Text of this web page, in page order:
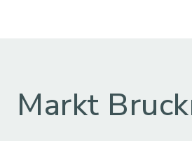
Markt